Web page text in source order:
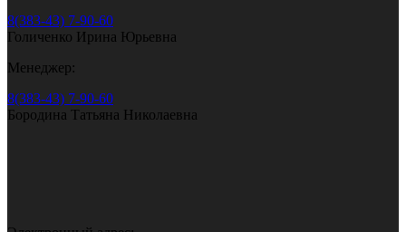
8(383-43) 7-90-60
Голиченко Ирина Юрьевна
Менеджер:
8(383-43) 7-90-60
Бородина Татьяна Николаевна